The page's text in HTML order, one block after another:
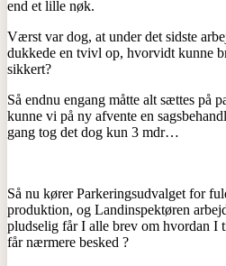
end et lille nøk.
Værst var dog, at under det sidste
dukkede en tvivl op, hvorvidt kunne
sikkert?
Så endnu engang måtte alt sættes på
kunne vi på ny afvente en
gang tog det dog kun 3 mdr…
Så nu kører Parkeringsudvalget for
produktion, og Landinspektøren
pludselig får I alle brev om hvordan
får nærmere besked ?